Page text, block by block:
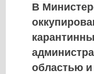
В
областью и